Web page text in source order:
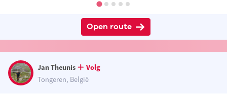
Open route
Jan Theunis
Volg
Tongeren, België